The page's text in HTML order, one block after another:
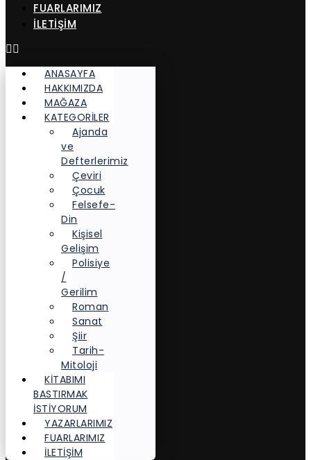
FUARLARIMIZ
İLETİŞİM
ANASAYFA
HAKKIMIZDA
MAĞAZA
KATEGORİLER
Ajanda
ve
Defterlerimiz
Çeviri
Çocuk
Felsefe-
Din
Kişisel
Gelişim
Polisiye
/
Gerilim
Roman
Sanat
Şiir
Tarih-
Mitoloji
KITABIMI
BASTIRMAK
İSTIYORUM
YAZARLARIMIZ
FUARLARIMIZ
İLETİŞİM